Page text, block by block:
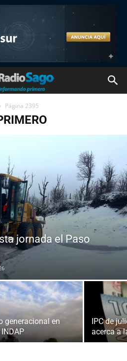
Página 2395
jornada el Paso
generacional en
IPC de
acerca a